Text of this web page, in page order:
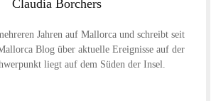
Claudia Borchers
Jahren auf Mallorca und schreibt seit
Blog über aktuelle Ereignisse auf der
liegt auf dem Süden der Insel.